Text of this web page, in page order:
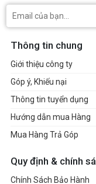
Thông tin chung
Giới thiệu công ty
Góp ý, Khiếu nại
Thông tin tuyển dụng
Hướng dẫn mua Hàng
Mua Hàng Trả Góp
Quy định & chính
Chính Sách Bảo Hành